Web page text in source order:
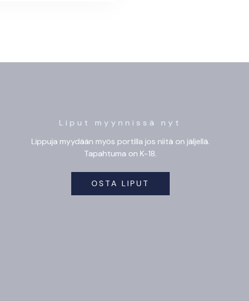
Liput myynnissä nyt
Lippuja myydään myös portilla jos niitä on jäljellä.
Tapahtuma on K-18.
OSTA LIPUT